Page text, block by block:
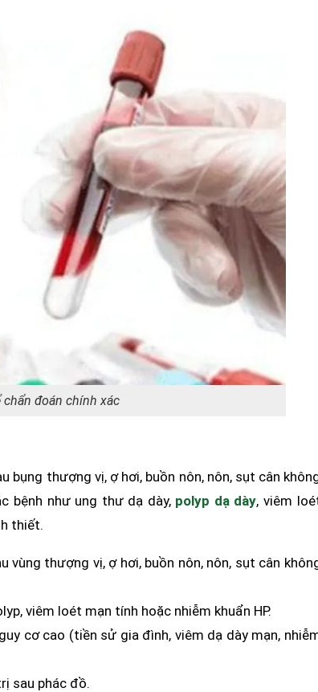
đoán chính xác
bụng thượng vị, ợ hơi, buồn nôn, nôn, sụt cân
bệnh như ung thư dạ dày, polyp dạ dày, viêm
thiết.
thượng vị, ợ hơi, buồn nôn, nôn, sụt cân
viêm loét mạn tính hoặc nhiễm khuẩn HP.
cơ cao (tiền sử gia đình, viêm dạ dày mạn,
sau phác đồ.